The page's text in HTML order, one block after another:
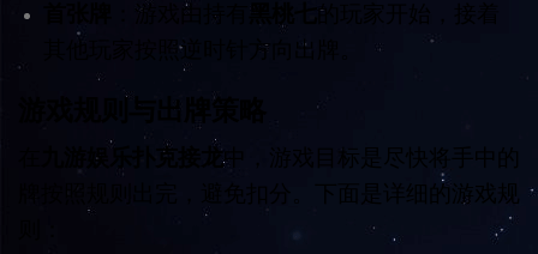
：游戏由持有 黑桃七
的玩家开始，接着
其他玩家按照逆时针方向出牌。
游戏规则与出牌策略
九游娱乐扑克接龙中，游戏目标是尽快将手中的
牌按照规则出完，避免扣分。下面是详细的游戏规